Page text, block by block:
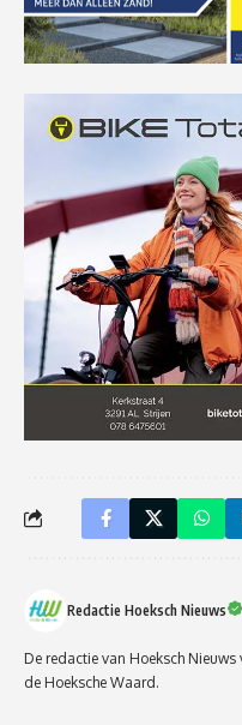
Redactie Hoeksch Nieuws
De redactie van Hoeksch
de Hoeksche Waard.